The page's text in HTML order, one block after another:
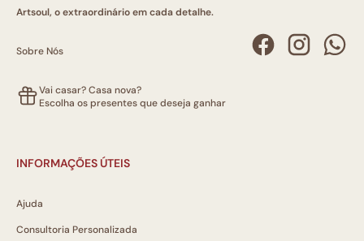
Artsoul, o extraordinário em cada detalhe.
Sobre Nós
Vai casar? Casa nova?
Escolha os presentes que deseja ganhar
INFORMAÇÕES ÚTEIS
Ajuda
Consultoria Personalizada